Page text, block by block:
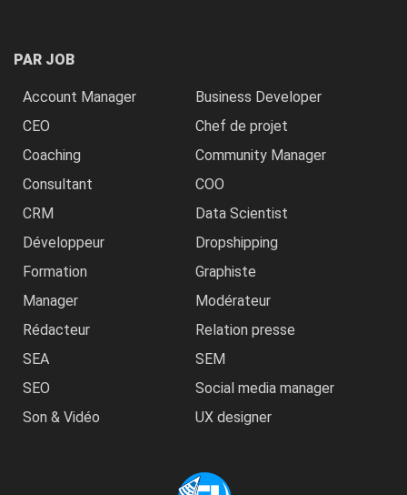
PAR JOB
Account Manager
Business Developer
CEO
Chef de projet
Coaching
Community Manager
Consultant
COO
CRM
Data Scientist
Développeur
Dropshipping
Formation
Graphiste
Manager
Modérateur
Rédacteur
Relation presse
SEA
SEM
SEO
Social media manager
Son & Vidéo
UX designer